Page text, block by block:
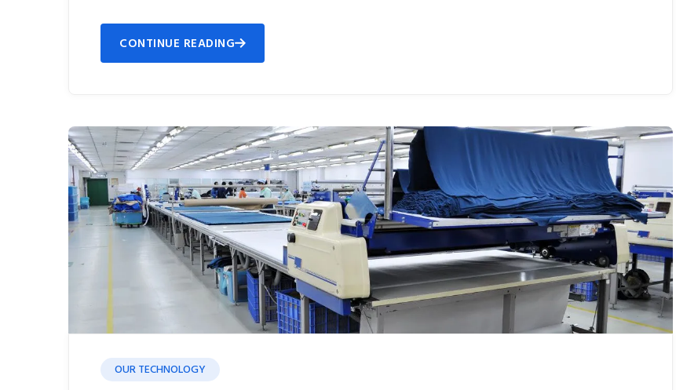
CONTINUE READING
OUR TECHNOLOGY